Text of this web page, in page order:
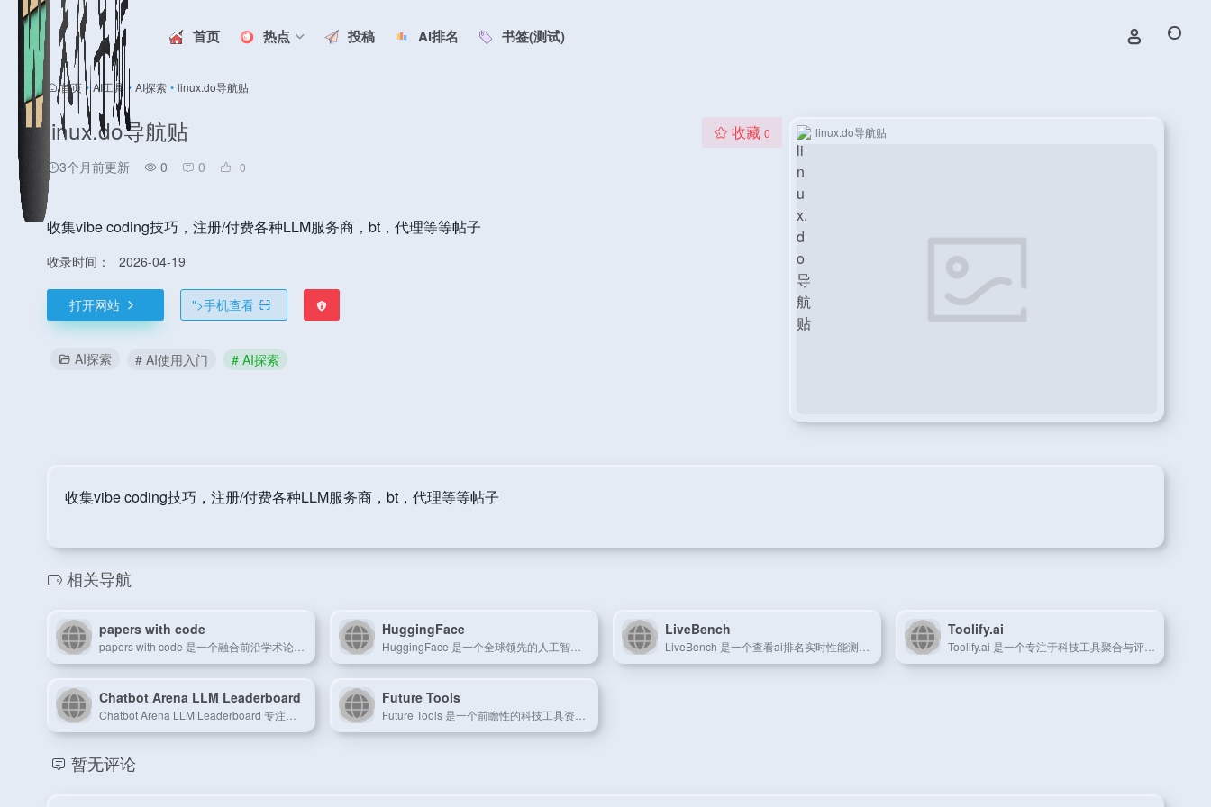
首页 热点 投稿 AI排名 书签(测试)
首页 • AI工具 • AI探索 • linux.do导航贴
linux.do导航贴
3个月前更新 0 0 0
收藏 0
收集vibe coding技巧，注册/付费各种LLM服务商，bt，代理等等帖子
收录时间： 2026-04-19
打开网站 ">手机查看
AI探索 # AI使用入门 # AI探索
linux.do导航贴
收集vibe coding技巧，注册/付费各种LLM服务商，bt，代理等等帖子
相关导航
papers with code HuggingFace LiveBench Toolify.ai
Chatbot Arena LLM Leaderboard Future Tools
暂无评论